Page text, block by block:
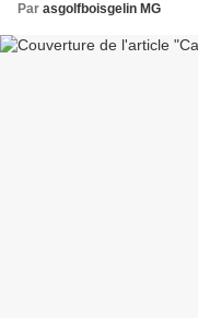
Par asgolfboisgelin MG